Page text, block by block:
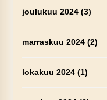
joulukuu 2024(3)
marraskuu 2024(2)
lokakuu 2024(1)